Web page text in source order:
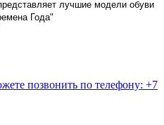
лучшие модели обуви
Года"
позвонить по телефону: +7